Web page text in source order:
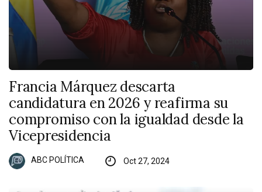
Francia Márquez descarta
candidatura en 2026 y reafirma su
compromiso con la igualdad desde la
Vicepresidencia
ABC POLÍTICA Oct 27, 2024